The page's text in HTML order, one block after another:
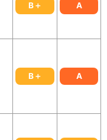
B＋ A
B＋ A